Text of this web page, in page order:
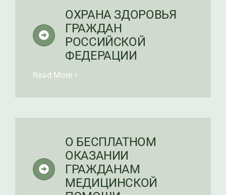
ОХРАНА ЗДОРОВЬЯ
ГРАЖДАН
РОССИЙСКОЙ
ФЕДЕРАЦИИ
Read More
О БЕСПЛАТНОМ
ОКАЗАНИИ
ГРАЖДАНАМ
МЕДИЦИНСКОЙ